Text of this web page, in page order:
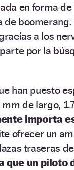
en forma de
a los
por la
han puesto
de largo,
importa
ofrecer un
traseras
que un piloto